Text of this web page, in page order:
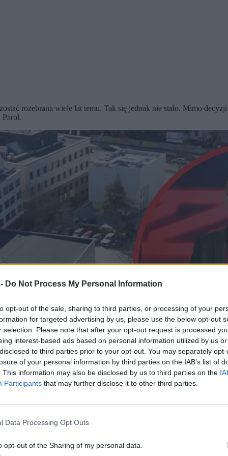
Do Not Process My Personal Information
opt-out of the sale, sharing to third parties, or processing of your
for targeted advertising by us, please use the below opt-out
selection. Please note that after your opt-out request is processed
interest-based ads based on personal information utilized by us
to third parties prior to your opt-out. You may separately
of your personal information by third parties on the IAB’s list of
This information may also be disclosed by us to third parties on the
Participants that may further disclose it to other third parties.
Data Processing Opt Outs
opt-out of the Sharing of my personal data.
rozebrana wiele lat temu. Tak się jednak nie stało. Mimo
Parol.